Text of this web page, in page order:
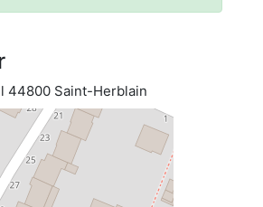
44800 Saint-Herblain